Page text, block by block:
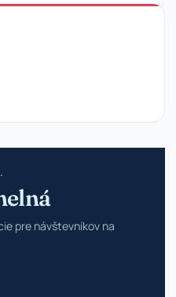
pre návštevníkov na